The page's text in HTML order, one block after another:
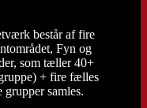
består af fire
Fyn og
som tæller 40+
+ fire fælles
samles.